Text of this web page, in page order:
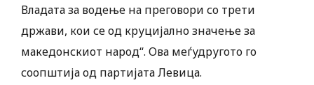
Владата за водење на преговори со трети
држави, кои се од круцијално значење за
македонскиот народ“. Ова меѓудругото го
соопштија од партијата Левица.